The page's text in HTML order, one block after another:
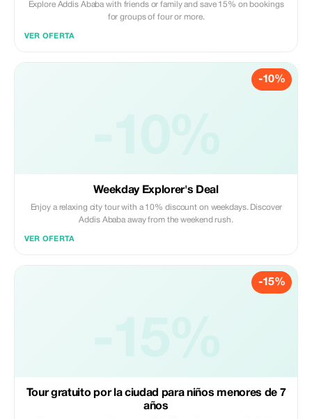
Explore Addis Ababa with friends or family and save 15% on bookings
for groups of four or more.
VER OFERTA
-10%
Weekday Explorer's Deal
Enjoy a relaxing city tour with a 10% discount on weekdays. Discover
Addis Ababa away from the weekend rush.
VER OFERTA
-15%
Tour gratuito por la ciudad para niños menores de 7
años